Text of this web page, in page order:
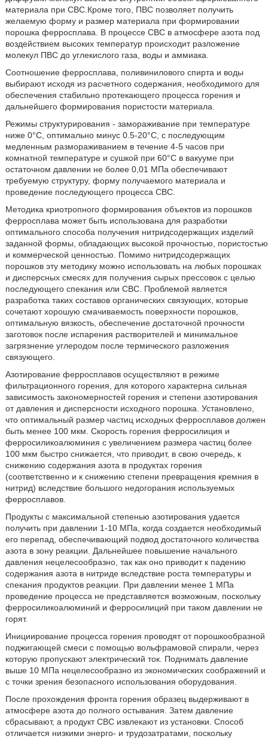
материала при СВС.Кроме того, ПВС позволяет получить
желаемую форму и размер материала при формировании
порошка ферросплава. В процессе СВС в атмосфере азота под
воздействием высоких температур происходит разложение
молекул ПВС до углекислого газа, воды и аммиака.
Соотношение ферросплава, поливинилового спирта и воды
выбирают исходя из расчетного содержания, необходимого для
обеспечения стабильно протекающего процесса горения и
дальнейшего формирования пористости материала.
Режимы структурирования - замораживание при температуре
ниже 0°С, оптимально минус 0.5-20°С, с последующим
медленным размораживанием в течение 4-5 часов при
комнатной температуре и сушкой при 60°С в вакууме при
остаточном давлении не более 0,01 МПа обеспечивают
требуемую структуру, форму получаемого материала и
проведение последующего процесса СВС.
Методика криотропного формирования объектов из порошков
ферросплава может быть использована для разработки
оптимального способа получения нитридсодержащих изделий
заданной формы, обладающих высокой прочностью, пористостью
и коммерческой ценностью. Помимо нитридсодержащих
порошков эту методику можно использовать на любых порошках
и дисперсных смесях для получения сырых прессовок с целью
последующего спекания или СВС. Проблемой является
разработка таких составов органических связующих, которые
сочетают хорошую смачиваемость поверхности порошков,
оптимальную вязкость, обеспечение достаточной прочности
заготовок после испарения растворителей и минимальное
загрязнение углеродом после термического разложения
связующего.
Азотирование ферросплавов осуществляют в режиме
фильтрационного горения, для которого характерна сильная
зависимость закономерностей горения и степени азотирования
от давления и дисперсности исходного порошка. Установлено,
что оптимальный размер частиц исходных ферросплавов должен
быть менее 100 мкм. Скорость горения ферросилиция и
ферросиликоалюминия с увеличением размера частиц более
100 мкм быстро снижается, что приводит, в свою очередь, к
снижению содержания азота в продуктах горения
(соответственно и к снижению степени превращения кремния в
нитрид) вследствие большого недогорания используемых
ферросплавов.
Продукты с максимальной степенью азотирования удается
получить при давлении 1-10 МПа, когда создается необходимый
его перепад, обеспечивающий подвод достаточного количества
азота в зону реакции. Дальнейшее повышение начального
давления нецелесообразно, так как оно приводит к падению
содержания азота в нитриде вследствие роста температуры и
спекания продуктов реакции. При давлении менее 1 МПа
проведение процесса не представляется возможным, поскольку
ферросиликоалюминий и ферросилиций при таком давлении не
горят.
Инициирование процесса горения проводят от порошкообразной
поджигающей смеси с помощью вольфрамовой спирали, через
которую пропускают электрический ток. Поднимать давление
выше 10 МПа нецелесообразно из экономических соображений и
с точки зрения безопасного использования оборудования.
После прохождения фронта горения образец выдерживают в
атмосфере азота до полного остывания. Затем давление
сбрасывают, а продукт СВС извлекают из установки. Способ
отличается низкими энерго- и трудозатратами, поскольку